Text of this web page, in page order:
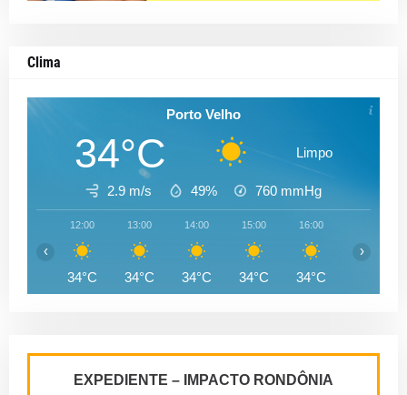
Clima
Porto Velho
34°C Limpo
2.9 m/s 49% 760 mmHg
12:00
34°C
13:00
34°C
14:00
34°C
15:00
34°C
16:00
34°C
‹ ›
EXPEDIENTE – IMPACTO RONDÔNIA